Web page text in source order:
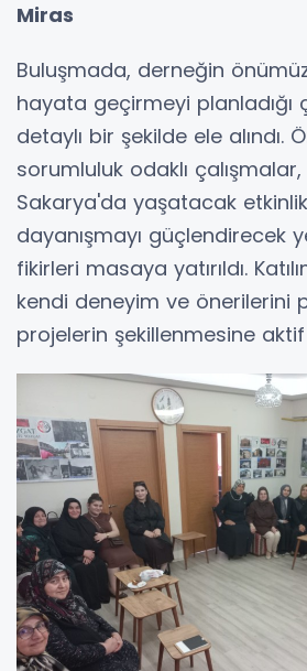
Miras
Buluşmada, derneğin
hayata geçirmeyi planladığı
detaylı bir şekilde ele alındı.
sorumluluk odaklı
Sakarya'da yaşatacak
dayanışmayı güçlendirecek
fikirleri masaya yatırıldı.
kendi deneyim ve önerilerini
projelerin şekillenmesine